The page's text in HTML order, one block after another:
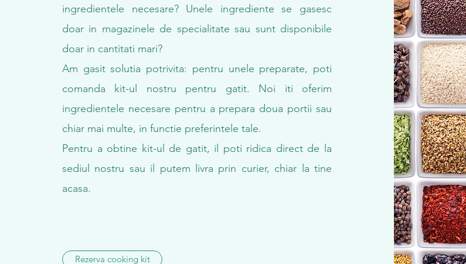
ingredientele necesare? Unele ingrediente se gasesc
doar in magazinele de specialitate sau sunt disponibile
doar in cantitati mari?
Am gasit solutia potrivita: pentru unele preparate, poti
comanda kit-ul nostru pentru gatit. Noi iti oferim
ingredientele necesare pentru a prepara doua portii sau
chiar mai multe, in functie preferintele tale.
Pentru a obtine kit-ul de gatit, il poti ridica direct de la
sediul nostru sau il putem livra prin curier, chiar la tine
acasa.
Rezerva cooking kit